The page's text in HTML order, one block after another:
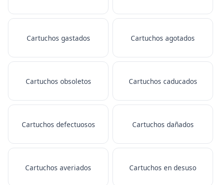
Cartuchos gastados Cartuchos agotados
Cartuchos obsoletos Cartuchos caducados
Cartuchos defectuosos Cartuchos dañados
Cartuchos averiados Cartuchos en desuso